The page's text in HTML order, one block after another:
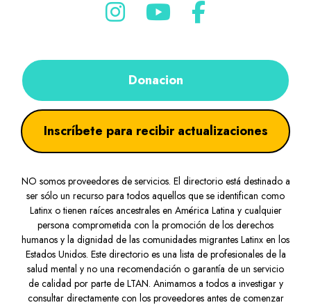
Donacion
Inscríbete para recibir actualizaciones
NO somos proveedores de servicios. El directorio está destinado a
ser sólo un recurso para todos aquellos que se identifican como
Latinx o tienen raíces ancestrales en América Latina y cualquier
persona comprometida con la promoción de los derechos
humanos y la dignidad de las comunidades migrantes Latinx en los
Estados Unidos. Este directorio es una lista de profesionales de la
salud mental y no una recomendación o garantía de un servicio
de calidad por parte de LTAN. Animamos a todos a investigar y
consultar directamente con los proveedores antes de comenzar